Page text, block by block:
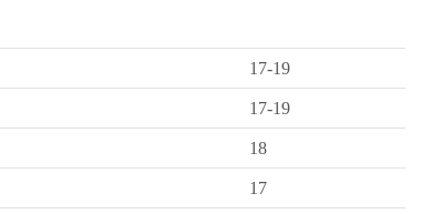
17-19
17-19
18
17